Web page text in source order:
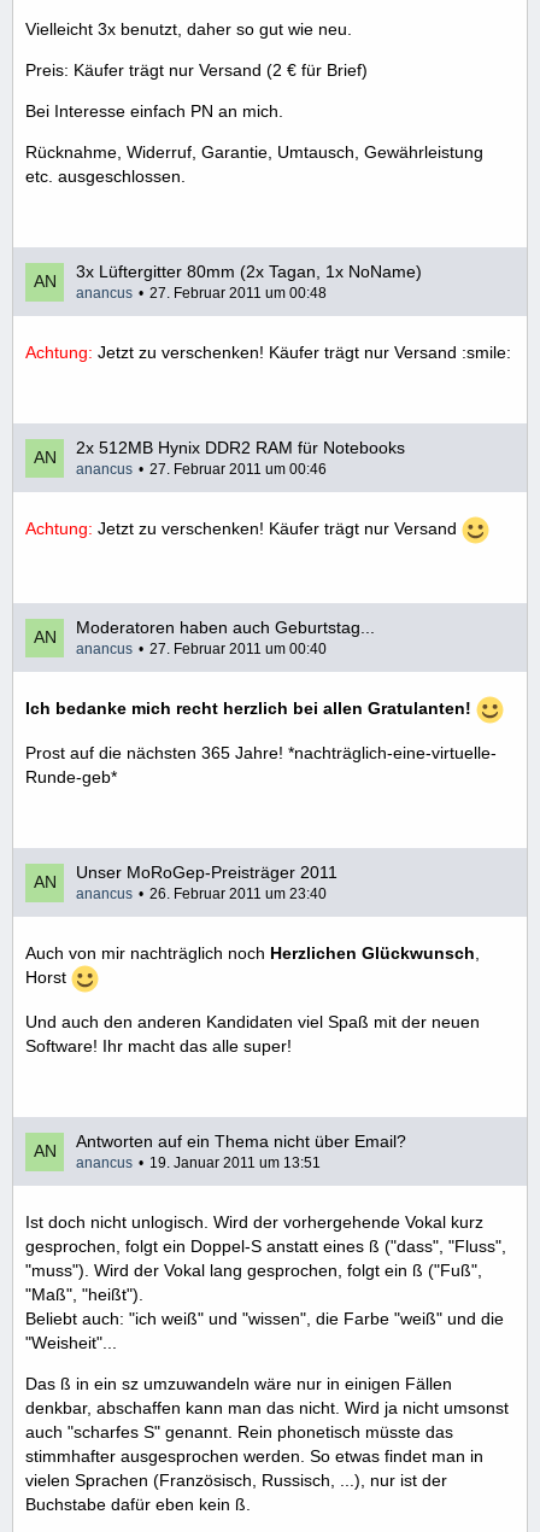
Vielleicht 3x benutzt, daher so gut wie neu.
Preis: Käufer trägt nur Versand (2 € für Brief)
Bei Interesse einfach PN an mich.
Rücknahme, Widerruf, Garantie, Umtausch, Gewährleistung
etc. ausgeschlossen.
3x Lüftergitter 80mm (2x Tagan, 1x NoName)
anancus 27. Februar 2011 um 00:48
Achtung: Jetzt zu verschenken! Käufer trägt nur Versand :smile:
2x 512MB Hynix DDR2 RAM für Notebooks
anancus 27. Februar 2011 um 00:46
Achtung: Jetzt zu verschenken! Käufer trägt nur Versand
Moderatoren haben auch Geburtstag...
anancus 27. Februar 2011 um 00:40
Ich bedanke mich recht herzlich bei allen Gratulanten!
Prost auf die nächsten 365 Jahre! *nachträglich-eine-virtuelle-
Runde-geb*
Unser MoRoGep-Preisträger 2011
anancus 26. Februar 2011 um 23:40
Auch von mir nachträglich noch Herzlichen Glückwunsch
Horst
Und auch den anderen Kandidaten viel Spaß mit der neuen
Software! Ihr macht das alle super!
Antworten auf ein Thema nicht über Email?
anancus 19. Januar 2011 um 13:51
Ist doch nicht unlogisch. Wird der vorhergehende Vokal kurz
gesprochen, folgt ein Doppel-S anstatt eines ß ("dass", "Fluss",
"muss"). Wird der Vokal lang gesprochen, folgt ein ß ("Fuß",
"Maß", "heißt").
Beliebt auch: "ich weiß" und "wissen", die Farbe "weiß" und die
"Weisheit"...
Das ß in ein sz umzuwandeln wäre nur in einigen Fällen
denkbar, abschaffen kann man das nicht. Wird ja nicht umsonst
auch "scharfes S" genannt. Rein phonetisch müsste das
stimmhafter ausgesprochen werden. So etwas findet man in
vielen Sprachen (Französisch, Russisch, ...), nur ist der
Buchstabe dafür eben kein ß.